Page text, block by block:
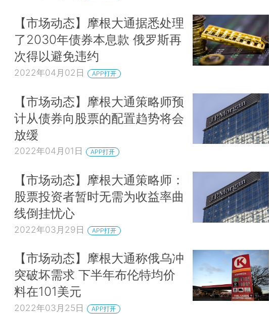
【市场动态】摩根大通据悉处理
了2030年债券本息款 俄罗斯再
次得以避免违约
2022年04月02日 APP打开
【市场动态】摩根大通策略师预
计从债券向股票的配置趋势将会
放缓
2022年04月01日 APP打开
【市场动态】摩根大通策略师：
股票投资者暂时无需为收益率曲
线倒挂忧心
2022年03月29日 APP打开
【市场动态】摩根大通称俄乌冲
突破坏需求 下半年布伦特均价
料在101美元
2022年03月25日 APP打开